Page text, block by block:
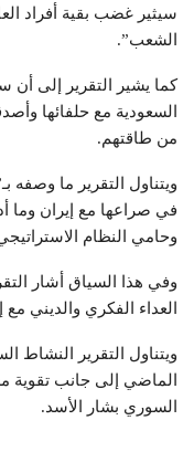
سيثير غضب بقية أفراد
الشعب”.
كما يشير التقرير إلى أن
السعودية مع حلفائها
من طاقتهم.
ويتناول التقرير ما وصفه
في صراعها مع إيران وما
وحامي النظام
وفي هذا السياق أشار
العداء الفكري والديني مع
ويتناول التقرير النشاط
الماضي إلى جانب تقوية
السوري بشار الأسد.